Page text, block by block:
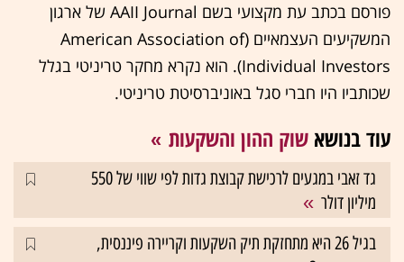
פורסם בכתב עת מקצועי בשם AAII Journal של ארגון
המשקיעים העצמאיים (American Association of
Individual Investors). הוא נקרא מחקר טריניטי בגלל
שכותביו היו חברי סגל באוניברסיטת טריניטי.
עוד בנושא שוק ההון והשקעות
גד זאבי במגעים לרכישת קבוצת גדות לפי שווי של 550
מיליון דולר
בגיל 26 היא מתחזקת תיק השקעות וקריירה פיננסית,